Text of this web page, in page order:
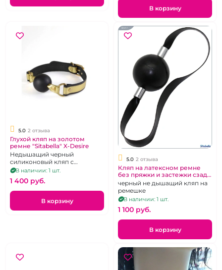
В корзину
5.0 2 отзыва
Глухой кляп на золотом
ремне "Sitabella" X-Desire
Недышащий черный
силиконовый кляп с
золотистым ремешком
В наличии: 1 шт.
1 400 pуб.
В корзину
5.0 2 отзыва
Кляп на латексном ремне
без пряжки и застежки сзади
"Sitabella"
черный не дышащий кляп на
ремешке
В наличии: 1 шт.
1 100 pуб.
В корзину